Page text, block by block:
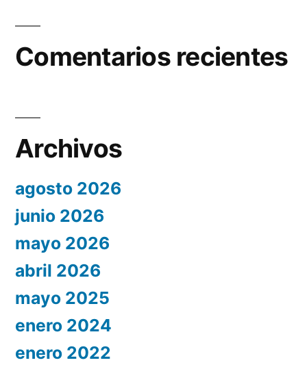
Comentarios recientes
Archivos
agosto 2026
junio 2026
mayo 2026
abril 2026
mayo 2025
enero 2024
enero 2022